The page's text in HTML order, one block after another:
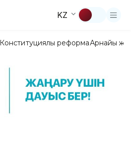
KZ
Конституциялық реформаАрнайы